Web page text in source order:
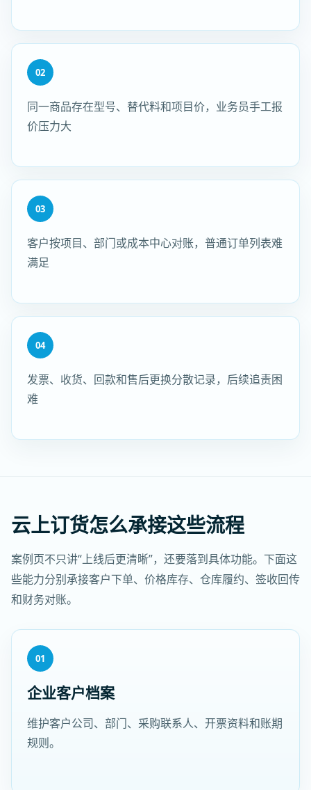
02
同一商品存在型号、替代料和项目价，业务员手工报
价压力大
03
客户按项目、部门或成本中心对账，普通订单列表难
满足
04
发票、收货、回款和售后更换分散记录，后续追责困
难
云上订货怎么承接这些流程
案例页不只讲“上线后更清晰”，还要落到具体功能。下面这
些能力分别承接客户下单、价格库存、仓库履约、签收回传
和财务对账。
01
企业客户档案
维护客户公司、部门、采购联系人、开票资料和账期
规则。